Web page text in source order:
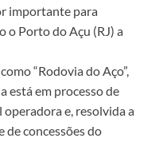
importante para
o Porto do Açu (RJ) a
“Rodovia do Aço”,
está em processo de
e, resolvida a
de concessões do